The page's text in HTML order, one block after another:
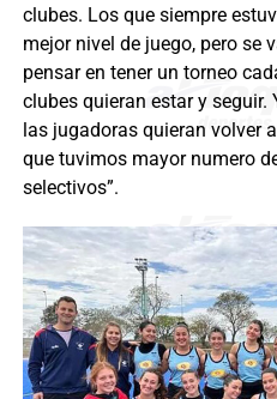
clubes. Los que siempre
mejor nivel de juego, pero se
pensar en tener un torneo
clubes quieran estar y seguir.
las jugadoras quieran volver
que tuvimos mayor numero
selectivos”.